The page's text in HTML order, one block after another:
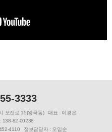
3333
오전로 15(왕곡동)
대표 : 이경은
138-82-00238
4110 정보담당자 : 오임순